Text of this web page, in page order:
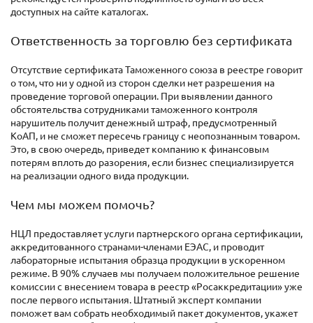
доступных на сайте каталогах.
Ответственность за торговлю без сертификата
Отсутствие сертификата Таможенного союза в реестре говорит
о том, что ни у одной из сторон сделки нет разрешения на
проведение торговой операции. При выявлении данного
обстоятельства сотрудниками таможенного контроля
нарушитель получит денежный штраф, предусмотренный
КоАП, и не сможет пересечь границу с неопознанным товаром.
Это, в свою очередь, приведет компанию к финансовым
потерям вплоть до разорения, если бизнес специализируется
на реализации одного вида продукции.
Чем мы можем помочь?
НЦЛ предоставляет услуги партнерского органа сертификации,
аккредитованного странами-членами ЕЭАС, и проводит
лабораторные испытания образца продукции в ускоренном
режиме. В 90% случаев мы получаем положительное решение
комиссии с внесением товара в реестр «Росаккредитации» уже
после первого испытания. Штатный эксперт компании
поможет вам собрать необходимый пакет документов, укажет